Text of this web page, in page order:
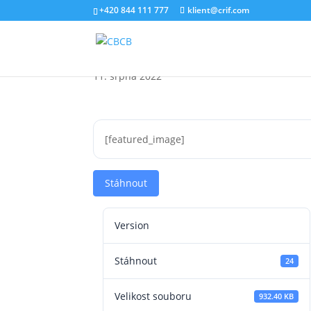
+420 844 111 777 klient@crif.com
Barometr úvěrového
11. srpna 2022
[featured_image]
Stáhnout
Version
Stáhnout 24
Velikost souboru 932.40 KB